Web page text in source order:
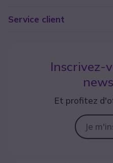
Service client
Inscrivez-
Et profitez
Je